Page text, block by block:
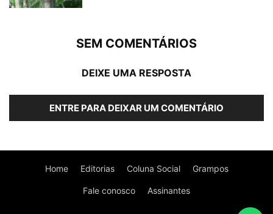
SEM COMENTÁRIOS
DEIXE UMA RESPOSTA
ENTRE PARA DEIXAR UM COMENTÁRIO
Home Editorias Coluna Social Grampos
Fale conosco Assinantes